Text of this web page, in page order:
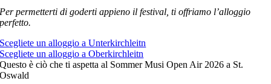
Per permetterti di goderti appieno il festival, ti offriamo l’alloggio
perfetto.
Scegliete un alloggio a Unterkirchleitn
Scegliete un alloggio a Oberkirchleitn
Questo è ciò che ti aspetta al Sommer Musi Open Air 2026 a St.
Oswald